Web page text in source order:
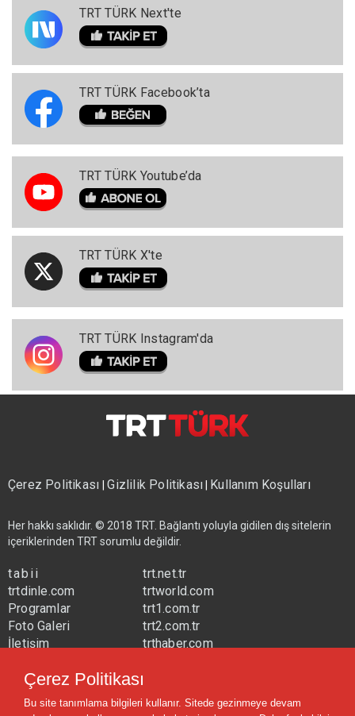
TRT TÜRK Next'te
TRT TÜRK Facebook’ta
TRT TÜRK Youtube’da
TRT TÜRK X'te
TRT TÜRK Instagram'da
Çerez Politikası|Gizlilik Politikası| Kullanım Koşulları
Her hakkı saklıdır. © 2018 TRT. Bağlantı yoluyla gidilen dış sitelerin
içeriklerinden TRT sorumlu değildir.
tabii
trtdinle.com
Programlar
Foto Galeri
İletişim
trt.net.tr
trtworld.com
trt1.com.tr
trt2.com.tr
trthaber.com
trtavaz.com.tr
trtmuzik.net.tr
Çerez Politikası
Bu site tanımlama bilgileri kullanır. Sitede gezinmeye devam